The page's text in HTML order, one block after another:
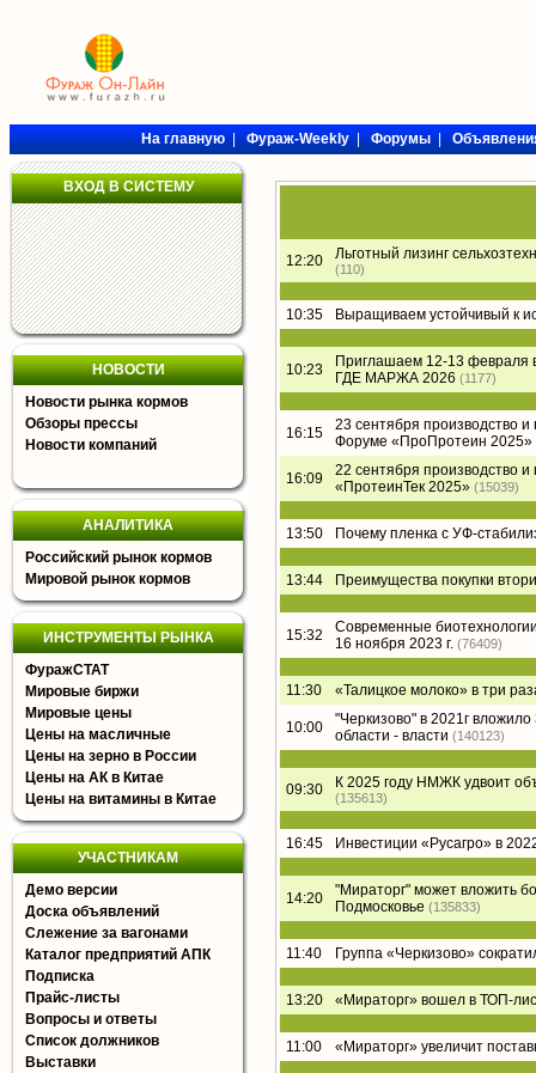
На главную|Фураж-Weekly|Форумы|
ВХОД В СИСТЕМУ
НОВОСТИ
Новости рынка кормов
Обзоры прессы
Новости компаний
АНАЛИТИКА
Российский рынок кормов
Мировой рынок кормов
ИНСТРУМЕНТЫ РЫНКА
ФуражСТАТ
Мировые биржи
Мировые цены
Цены на масличные
Цены на зерно в России
Цены на АК в Китае
Цены на витамины в Китае
УЧАСТНИКАМ
Демо версии
Доска объявлений
Слежение за вагонами
Каталог предприятий АПК
Подписка
Прайс-листы
Вопросы и ответы
Список должников
Выставки
12:20 Льготный лизинг
(110)
10:35 Выращиваем устойчивый к
10:23
Приглашаем 12-13 февраля
ГДЕ МАРЖА 2026 (1177)
16:15
23 сентября производство
Форуме «ПроПротеин 2025»
16:09
22 сентября производство
«ПротеинТек 2025» (15039)
13:50 Почему пленка с УФ-
13:44 Преимущества покупки
15:32
Современные
16 ноября 2023 г. (76409)
11:30 «Талицкое молоко» в три
10:00
"Черкизово" в 2021г
области - власти (140123)
09:30 К 2025 году НМЖК удвоит
(135613)
16:45 Инвестиции «Русагро» в
14:20
"Мираторг" может вложить
Подмосковье (135833)
11:40 Группа «Черкизово»
13:20 «Мираторг» вошел в ТОП-
11:00 «Мираторг» увеличит